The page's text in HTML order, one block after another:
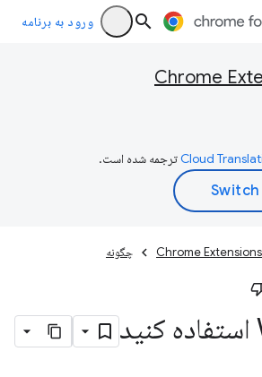
ورود به برنامه
Chrome
ترجمه شده است.
Chrome Extensions چگونه